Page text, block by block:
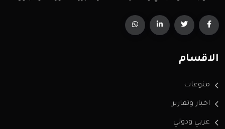
الاقسام
منوعات
اخبار وتقارير
عربي ودولي